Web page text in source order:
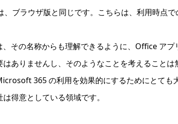
ブラウザ版と同じです。こちらは、利用時点で
その名称からも理解できるように、Office ア
ありませんし、そのようなことを考えること
365 の利用を効果的にするためにとても
得意としている領域です。